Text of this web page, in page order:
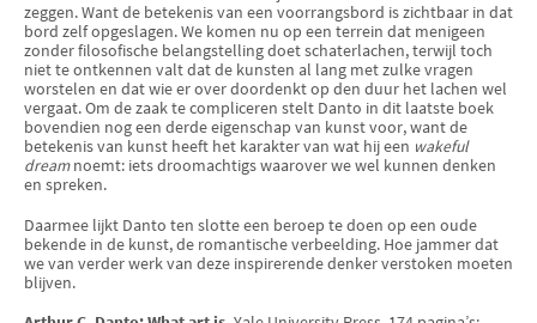
zeggen. Want de betekenis van een voorrangsbord is zichtbaar in dat
bord zelf opgeslagen. We komen nu op een terrein dat menigeen
zonder filosofische belangstelling doet schaterlachen, terwijl toch
niet te ontkennen valt dat de kunsten al lang met zulke vragen
worstelen en dat wie er over doordenkt op den duur het lachen wel
vergaat. Om de zaak te compliceren stelt Danto in dit laatste boek
bovendien nog een derde eigenschap van kunst voor, want de
betekenis van kunst heeft het karakter van wat hij een wakeful
dreamnoemt: iets droomachtigs waarover we wel kunnen denken
en spreken.
Daarmee lijkt Danto ten slotte een beroep te doen op een oude
bekende in de kunst, de romantische verbeelding. Hoe jammer dat
we van verder werk van deze inspirerende denker verstoken moeten
blijven.